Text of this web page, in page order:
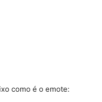
como é o emote: